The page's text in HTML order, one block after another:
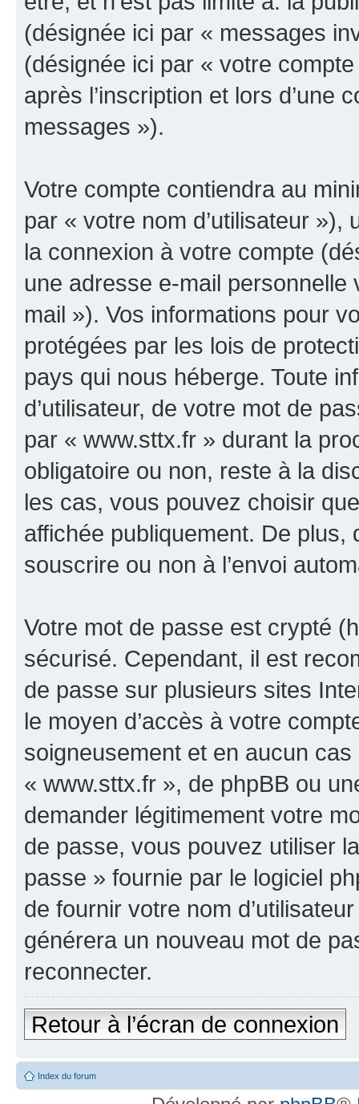
(désignée ici par « messages
(désignée ici par « votre
après l’inscription et lors d’une
messages »).
Votre compte contiendra au
par « votre nom d’utilisateur
la connexion à votre compte
une adresse e-mail
mail »). Vos informations pour
protégées par les lois de
pays qui nous héberge. Toute
d’utilisateur, de votre mot de
par « www.sttx.fr » durant la
obligatoire ou non, reste à la
les cas, vous pouvez choisir
affichée publiquement. De
souscrire ou non à l’envoi
Votre mot de passe est crypté
sécurisé. Cependant, il est
de passe sur plusieurs sites
le moyen d’accès à votre
soigneusement et en aucun
« www.sttx.fr », de phpBB ou
demander légitimement votre
de passe, vous pouvez utiliser
passe » fournie par le logiciel
de fournir votre nom
générera un nouveau mot de
reconnecter.
Retour à l’écran de connexion
Index du forum